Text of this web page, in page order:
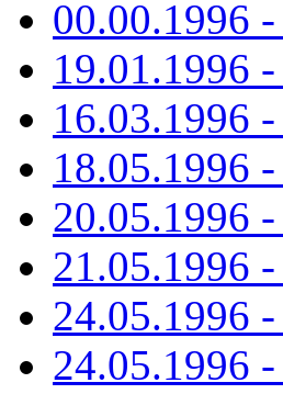
00.00.1996
19.01.1996
16.03.1996
18.05.1996
20.05.1996
21.05.1996
24.05.1996
24.05.1996